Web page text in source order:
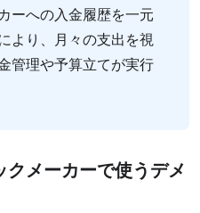
ーへの入金履歴を一元
より、月々の支出を視
管理や予算立てが実行
メーカーで使うデメ